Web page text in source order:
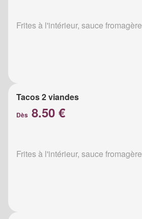
Frites à l'intérieur, sauce fromagère
Tacos 2 viandes
Dès 8.50 €
Frites à l'intérieur, sauce fromagère